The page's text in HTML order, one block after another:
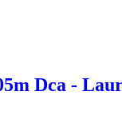
Dca -